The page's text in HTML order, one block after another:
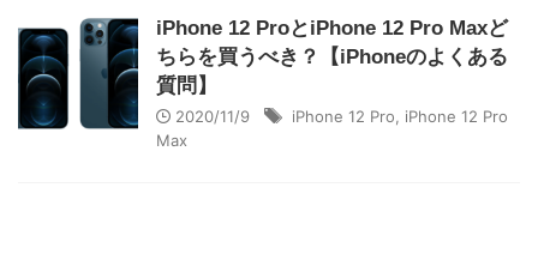
iPhone 12 ProとiPhone 12 Pro Maxど
ちらを買うべき？【iPhoneのよくある
質問】
2020/11/9 iPhone 12 Pro
iPhone 12 Pro
Max